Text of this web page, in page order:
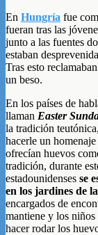
En Hungría fue
fueran tras las
junto a las fuentes
estaban
Tras esto
un beso.
En los países de
llaman Easter
la tradición
hacerle un
ofrecían huevos
tradición, durante
estadounidenses se
en los jardines de
encargados de
mantiene y los niños
hacer rodar los